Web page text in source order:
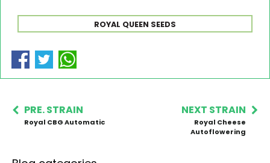
ROYAL QUEEN SEEDS
PRE. STRAIN
Royal CBG Automatic
NEXT STRAIN
Royal Cheese
Autoflowering